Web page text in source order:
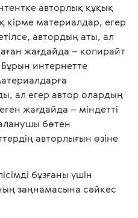
авторлық құқық
кірме материалдар, егер
автордың аты, ал
жағдайда – копирайт
Бұрын интернетте
ал егер автор олардың
жағдайда – міндетті
бөтен
авторлығын өзіне
бұзғаны үшін
заңнамасына сәйкес